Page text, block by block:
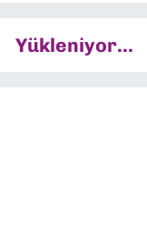
Yükleniyor...